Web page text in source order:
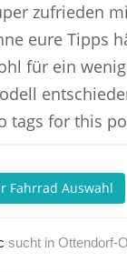
zufrieden
eure Tipps
für ein
tags for this
Fahrrad Auswahl
sucht in Ottendorf-